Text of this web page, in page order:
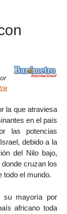
la que atraviesa
en el país
las potencias
debido a la
del Nilo bajo,
cruzan los
todo el mundo.
su mayoría por
africano toda